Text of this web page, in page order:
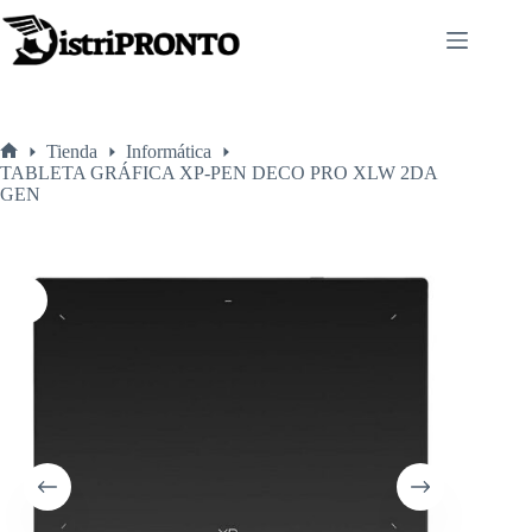
al
contenido
Inicio
Tienda
Informática
TABLETA GRÁFICA XP-PEN DECO PRO XLW 2DA
GEN